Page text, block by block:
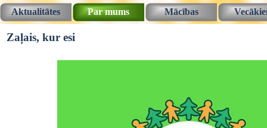
Aktualitātes Par mums ▼
Mācības ▼
Zaļais, kur esi